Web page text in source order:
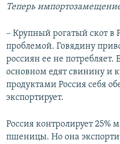
Теперь импортозамещение
– Крупный рогатый скот в
проблемой. Говядину
россиян ее не потребляет.
основном едят свинину и
продуктами Россия себя
экспортирует.
Россия контролирует 25%
пшеницы. Но она